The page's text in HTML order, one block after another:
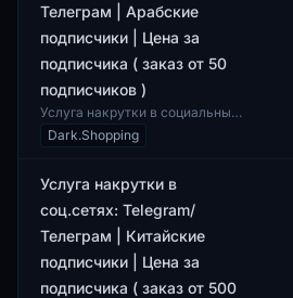
Телеграм | Арабские
подписчики | Цена за
подписчика ( заказ от 50
подписчиков )
Услуга накрутки в социальных
сетях предназначена для
повышения популярности
предлагая арабских под...
Dark.Shopping
Услуга накрутки в
соц.сетях: Telegram/
Телеграм | Китайские
подписчики | Цена за
подписчика ( заказ от 500